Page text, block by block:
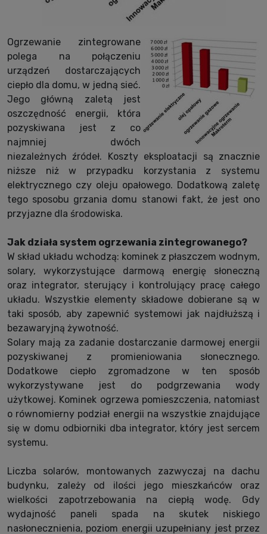
Ogrzewanie zintegrowane
polega na połączeniu
urządzeń dostarczających
ciepło dla domu, w jedną sieć.
Jego główną zaletą jest
oszczędność energii, która
pozyskiwana jest z co
najmniej dwóch
niezależnych źródeł. Koszty eksploatacji są znacznie
niższe niż w przypadku korzystania z systemu
elektrycznego czy oleju opałowego. Dodatkową zaletę
tego sposobu grzania domu stanowi fakt, że jest ono
przyjazne dla środowiska.
Jak działa system ogrzewania zintegrowanego?
W skład układu wchodzą: kominek z płaszczem wodnym,
solary, wykorzystujące darmową energię słoneczną
oraz integrator, sterujący i kontrolujący pracę całego
układu. Wszystkie elementy składowe dobierane są w
taki sposób, aby zapewnić systemowi jak najdłuższą i
bezawaryjną żywotność.
Solary mają za zadanie dostarczanie darmowej energii
pozyskiwanej z promieniowania słonecznego.
Dodatkowe ciepło zgromadzone w ten sposób
wykorzystywane jest do podgrzewania wody
użytkowej. Kominek ogrzewa pomieszczenia, natomiast
o równomierny podział energii na wszystkie znajdujące
się w domu odbiorniki dba integrator, który jest sercem
systemu.
Liczba solarów, montowanych zazwyczaj na dachu
budynku, zależy od ilości jego mieszkańców oraz
wielkości zapotrzebowania na ciepłą wodę. Gdy
wydajność paneli spada na skutek niskiego
nasłonecznienia, poziom energii uzupełniany jest przez